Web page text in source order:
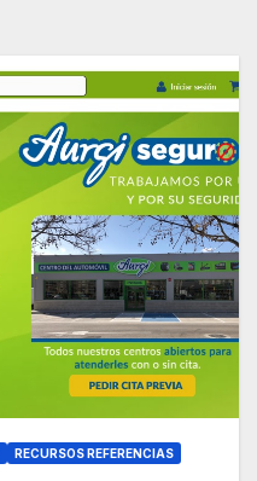
RECURSOS REFERENCIAS